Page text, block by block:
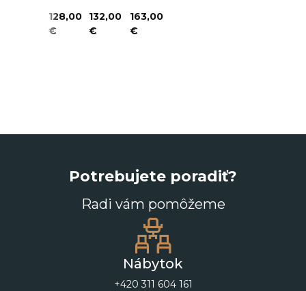
128,00
€
132,00
€
163,00
€
Potrebujete poradiť?
Radi vám pomôžeme
Nábytok
+420 311 604 161